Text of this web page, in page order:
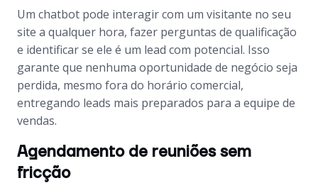
Um chatbot pode interagir com um visitante no seu
site a qualquer hora, fazer perguntas de qualificação
e identificar se ele é um lead com potencial. Isso
garante que nenhuma oportunidade de negócio seja
perdida, mesmo fora do horário comercial,
entregando leads mais preparados para a equipe de
vendas.
Agendamento de reuniões sem
fricção